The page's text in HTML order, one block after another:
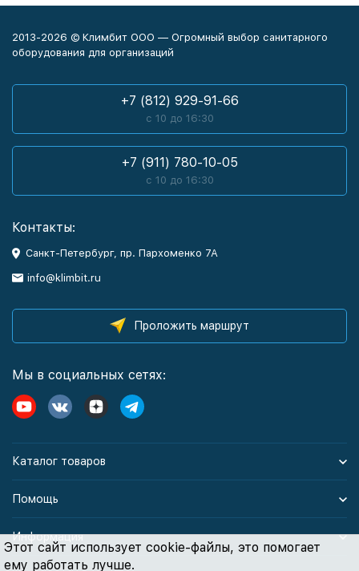
Этот сайт использует cookie-файлы, это помогает
ему работать лучше.
2013-2026 © Климбит ООО — Огромный выбор санитарного
оборудования для организаций
+7 (812) 929-91-66
с 10 до 16:30
+7 (911) 780-10-05
с 10 до 16:30
Контакты:
Санкт-Петербург, пр. Пархоменко 7А
info@klimbit.ru
Проложить маршрут
Мы в социальных сетях:
Каталог товаров
Помощь
Информация